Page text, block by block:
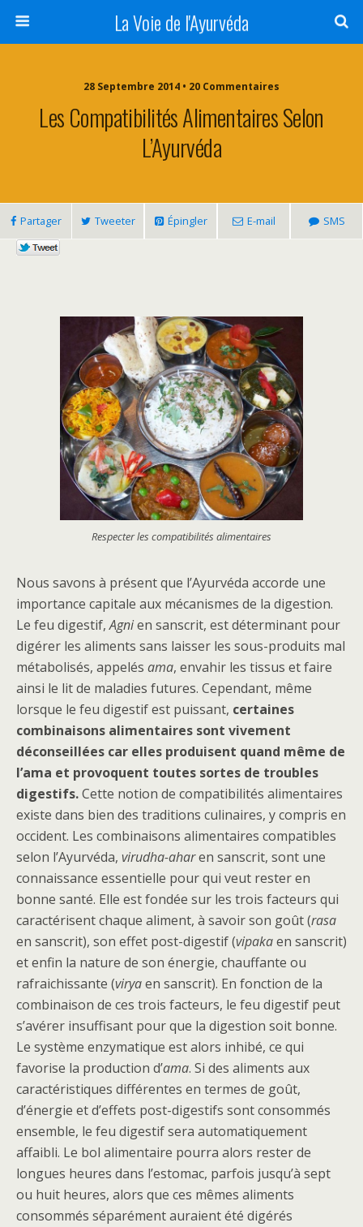
La Voie de l'Ayurvéda
28 Septembre 2014 • 20 Commentaires
Les Compatibilités Alimentaires Selon
L’Ayurvéda
Partager Tweeter Épingler E-mail SMS
Respecter les compatibilités alimentaires
Nous savons à présent que l’Ayurvéda accorde une
importance capitale aux mécanismes de la digestion.
Le feu digestif,Agnien sanscrit, est déterminant pour
digérer les aliments sans laisser les sous-produits mal
métabolisés, appelés ama, envahir les tissus et faire
ainsi le lit de maladies futures. Cependant, même
lorsque le feu digestif est puissant, certaines
combinaisons alimentaires sont vivement
déconseillées car elles produisent quand même de
l’ama et provoquent toutes sortes de troubles
digestifs.Cette notion de compatibilités alimentaires
existe dans bien des traditions culinaires, y compris en
occident. Les combinaisons alimentaires compatibles
selon l’Ayurvéda, virudha-aharen sanscrit, sont une
connaissance essentielle pour qui veut rester en
bonne santé. Elle est fondée sur les trois facteurs qui
caractérisent chaque aliment, à savoir son goût (rasa
en sanscrit), son effet post-digestif (vipakaen sanscrit)
et enfin la nature de son énergie, chauffante ou
rafraichissante (viryaen sanscrit). En fonction de la
combinaison de ces trois facteurs, le feu digestif peut
s’avérer insuffisant pour que la digestion soit bonne.
Le système enzymatique est alors inhibé, ce qui
favorise la production d’ama. Si des aliments aux
caractéristiques différentes en termes de goût,
d’énergie et d’effets post-digestifs sont consommés
ensemble, le feu digestif sera automatiquement
affaibli. Le bol alimentaire pourra alors rester de
longues heures dans l’estomac, parfois jusqu’à sept
ou huit heures, alors que ces mêmes aliments
consommés séparément auraient été digérés